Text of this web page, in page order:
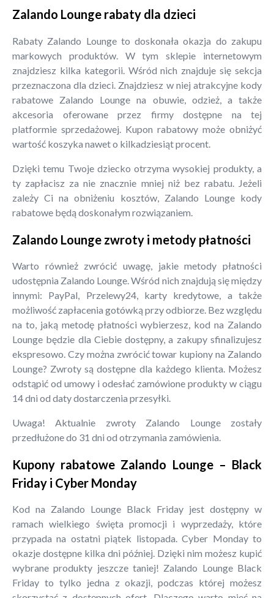
Zalando Lounge rabaty dla dzieci
Rabaty Zalando Lounge to doskonała okazja do zakupu
markowych produktów. W tym sklepie internetowym
znajdziesz kilka kategorii. Wśród nich znajduje się sekcja
przeznaczona dla dzieci. Znajdziesz w niej atrakcyjne kody
rabatowe Zalando Lounge na obuwie, odzież, a także
akcesoria oferowane przez firmy dostępne na tej
platformie sprzedażowej. Kupon rabatowy może obniżyć
wartość koszyka nawet o kilkadziesiąt procent.
Dzięki temu Twoje dziecko otrzyma wysokiej produkty, a
ty zapłacisz za nie znacznie mniej niż bez rabatu. Jeżeli
zależy Ci na obniżeniu kosztów, Zalando Lounge kody
rabatowe będą doskonałym rozwiązaniem.
Zalando Lounge zwroty i metody płatności
Warto również zwrócić uwagę, jakie metody płatności
udostępnia Zalando Lounge. Wśród nich znajdują się między
innymi: PayPal, Przelewy24, karty kredytowe, a także
możliwość zapłacenia gotówką przy odbiorze. Bez względu
na to, jaką metodę płatności wybierzesz, kod na Zalando
Lounge będzie dla Ciebie dostępny, a zakupy sfinalizujesz
ekspresowo. Czy można zwrócić towar kupiony na Zalando
Lounge? Zwroty są dostępne dla każdego klienta. Możesz
odstąpić od umowy i odesłać zamówione produkty w ciągu
14 dni od daty dostarczenia przesyłki.
Uwaga! Aktualnie zwroty Zalando Lounge zostały
przedłużone do 31 dni od otrzymania zamówienia.
Kupony rabatowe Zalando Lounge – Black
Friday i Cyber Monday
Kod na Zalando Lounge Black Friday jest dostępny w
ramach wielkiego święta promocji i wyprzedaży, które
przypada na ostatni piątek listopada. Cyber Monday to
okazje dostępne kilka dni później. Dzięki nim możesz kupić
wybrane produkty jeszcze taniej! Zalando Lounge Black
Friday to tylko jedna z okazji, podczas której możesz